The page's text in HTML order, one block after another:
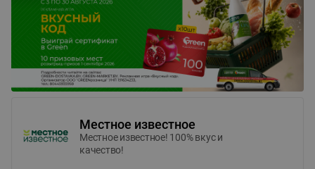
Местное известное
Местное известное! 100% вкус и
качество!